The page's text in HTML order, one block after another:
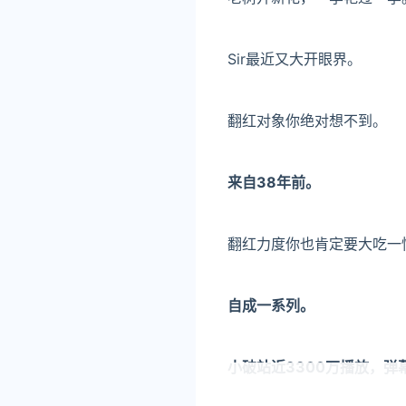
Sir最近又大开眼界。
翻红对象你绝对想不到。
来自38年前。
翻红力度你也肯定要大吃一
自成一系列。
小破站近 3300万播放，弹